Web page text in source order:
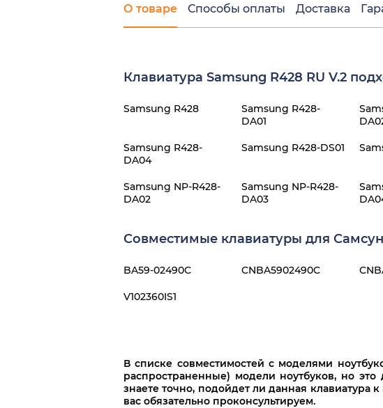
О товаре Способы оплаты Доставка
Клавиатура Samsung R428 RU V.2
Samsung R428
Samsung R428-
DA01
Samsung R428-
DA04
Samsung R428-DS01
Samsung NP-R428-
DA02
Samsung NP-R428-
DA03
Совместимые клавиатуры для
BA59-02490C CNBA5902490C
V102360IS1
В списке совместимостей с моделями
распространенные) модели ноутбуков, но
знаете точно, подойдет ли данная клавиатура
вас обязательно проконсультируем.